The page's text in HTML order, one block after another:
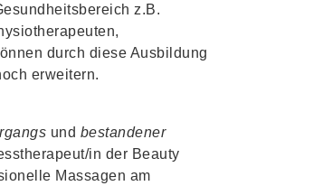
z.B.
durch diese Ausbildung
erweitern.
und bestandener
in der Beauty
Massagen am